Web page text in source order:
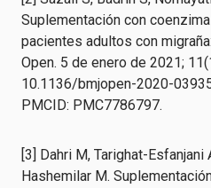
Suplementación con
pacientes adultos con
Open. 5 de enero de 2021;
10.1136/bmjopen-2020-
PMCID: PMC7786797.
[3] Dahri M, Tarighat-
Hashemilar M.